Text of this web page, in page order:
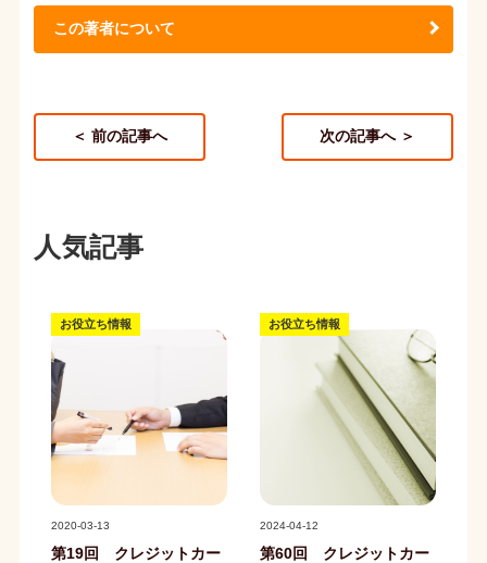
この著者について
＜ 前の記事へ 次の記事へ ＞
人気記事
お役立ち情報
2020-03-13
第19回 クレジットカー
お役立ち情報
2024-04-12
第60回 クレジットカー